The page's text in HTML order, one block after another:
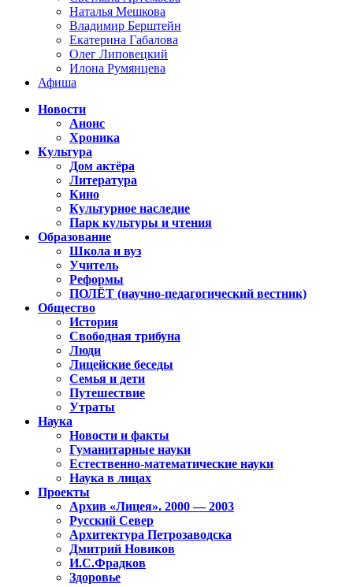
Наталья Мешкова
Владимир Берштейн
Екатерина Габалова
Олег Липовецкий
Илона Румянцева
Афиша
Новости
Анонс
Хроника
Культура
Дом актёра
Литература
Кино
Культурное наследие
Парк культуры и чтения
Образование
Школа и вуз
Учитель
Реформы
ПОЛЁТ (научно-педагогический вестник)
Общество
История
Свободная трибуна
Люди
Лицейские беседы
Семья и дети
Путешествие
Утраты
Наука
Новости и факты
Гуманитарные науки
Естественно-математические науки
Наука в лицах
Проекты
Архив «Лицея». 2000 — 2003
Русский Север
Архитектура Петрозаводска
Дмитрий Новиков
И.С.Фрадков
Здоровье